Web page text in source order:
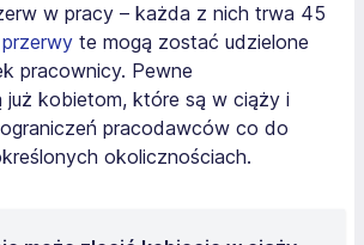
w pracy – każda z nich trwa 45
przerwy te mogą zostać udzielone
pracownicy. Pewne
już kobietom, które są w ciąży i
pracodawców co do
okolicznościach.